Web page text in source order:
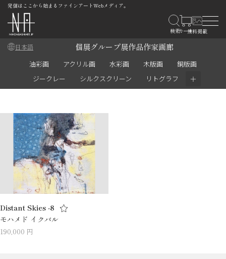
発信はここから始まるファインアートWebメディア。
日本語 個展グループ展作品作家画廊
油彩画 アクリル画 水彩画 木版画
銅版画
ジークレー
シルクスクリーン リトグラフ ＋
Distant Skies -8
モハメド イクバル
190,000 円